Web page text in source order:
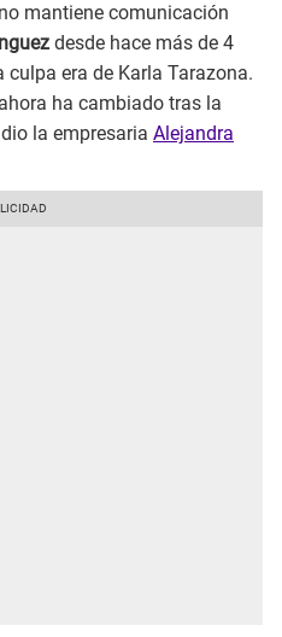
mantiene comunicación
desde hace más de 4
culpa era de Karla Tarazona.
ha cambiado tras la
la empresaria Alejandra